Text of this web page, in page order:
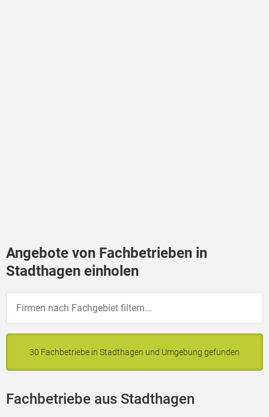
Angebote von Fachbetrieben in
Stadthagen einholen
30 Fachbetriebe in Stadthagen und Umgebung gefunden
Fachbetriebe aus Stadthagen